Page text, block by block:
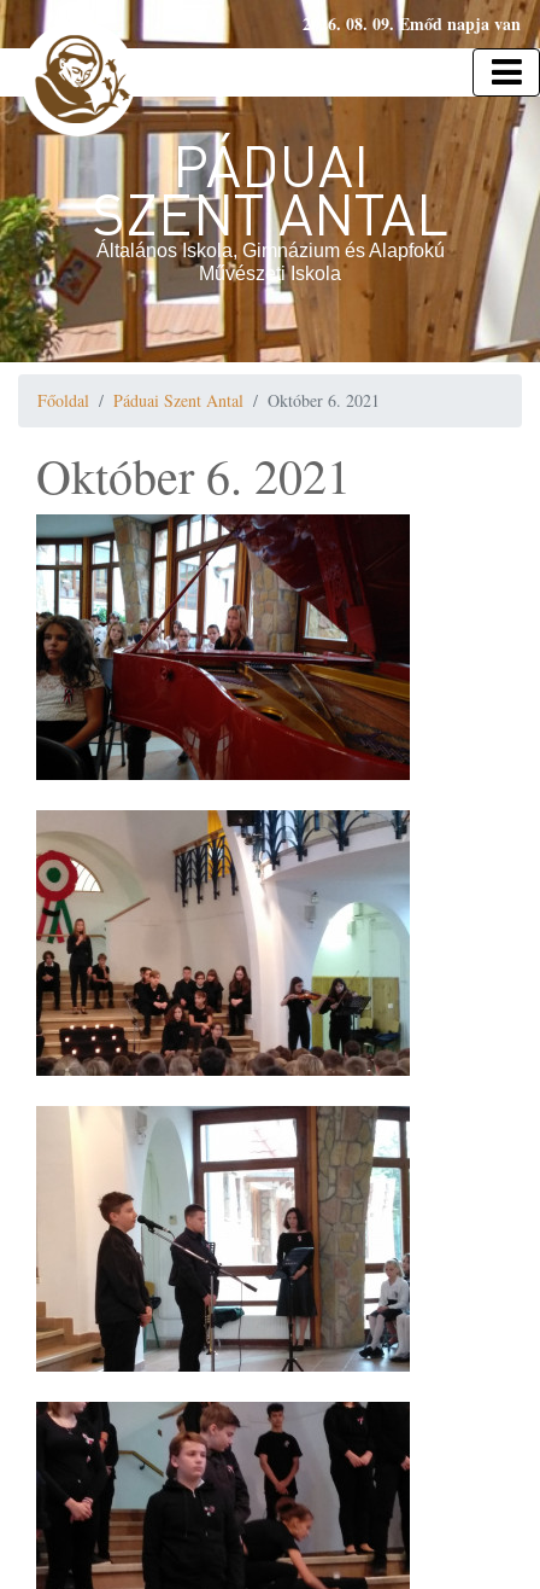
2026. 08. 09. Emőd napja van
PÁDUAI
SZENT ANTAL
Általános Iskola, Gimnázium és Alapfokú
Művészeti Iskola
Főoldal Páduai Szent Antal Október 6. 2021
Október 6. 2021